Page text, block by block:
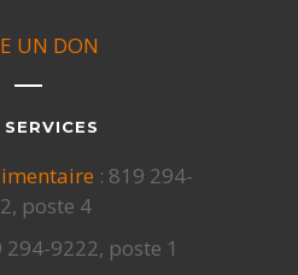
UN DON
SERVICES
: 819 294-
poste 4
294-9222, poste 1